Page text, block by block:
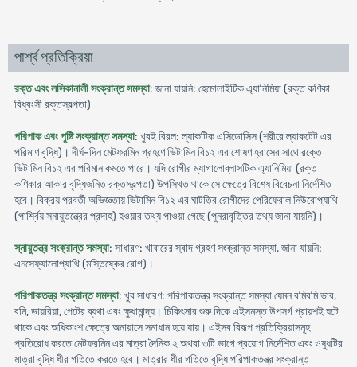
পার্শ্ব প্রতিক্রিয়া
রক্ত এবং লসিকানালী সংক্রান্ত সমস্যা: জানা যায়নি: হেমোলাইটিক এ্যানিমিয়া (রক্ত কণিকা
বিধ্বংসী রক্তস্বল্পতা)
পরিপাক এবং পুষ্টি সংক্রান্ত সমস্যা: খুবই বিরল: ল্যাকটিক এসিডোসিস (শরীরে ল্যাকটেট এর
পরিমাণ বৃদ্ধি)। দীর্ঘ-দিন মেটফরমিন গ্রহণে ভিটামিন বি১২ এর শোষণ হ্রাসের সাথে রক্তে
ভিটামিন বি১২ এর পরিমান কমতে পারে। যদি রোগীর ম্যাগালোব্লাসটিক এ্যানিমিয়া (রক্ত
কণিকার আকার বৃদ্ধিজনিত রক্তস্বল্পতা) উপস্থিত থাকে সে ক্ষেত্রে বিশেষ বিবেচনা নির্দেশিত
হবে। বিক্রয় পরবর্তী অভিজ্ঞতায় ভিটামিন বি১২ এর ঘাটতির রোগীদের পেরিফেরাল নিউরোপ্যাথি
(পার্শ্বিয় স্নায়ুতন্ত্রের প্রদাহ) হওয়ার তথ্য পাওয়া গেছে (পুনরাবৃত্তির তথ্য জানা যায়নি)।
স্নায়ুতন্ত্র সংক্রান্ত সমস্যা: সাধারণ: খাবারের স্বাদ গ্রহণ সংক্রান্ত সমস্যা, জানা যায়নি:
এনসেফ্যালোপ্যাথি (মস্তিষ্কের রোগ)।
পরিপাকতন্ত্র সংক্রান্ত সমস্যা: খুব সাধারণ: পরিপাকতন্ত্র সংক্রান্ত সমস্যা যেমন বমিবমি ভাব,
বমি, ডায়রিয়া, পেটের ব্যথা এবং ক্ষুধামান্দ্য। চিকিৎসার শুরু দিকে এইসমস্ত উপসর্গ প্রায়শই ঘটে
থাকে এবং অধিকাংশ ক্ষেত্রে অনায়াসে সমাধান হয়ে যায়। এইসব বিরূপ প্রতিক্রিয়াসমূহ
প্রতিরোধ করতে মেটফরমিন এর মাত্রা দৈনিক ২ অথবা ৩টি ভাগে প্রয়োগ নির্দেশিত এবং ওষুধটির
মাত্রা বৃদ্ধি ধীর গতিতে করতে হবে। মাত্রার ধীর গতিতে বৃদ্ধি পরিপাকতন্ত্র সংক্রান্ত